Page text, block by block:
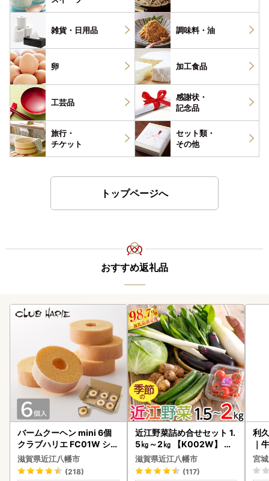
雑貨・ 日用品 調味料・ 油
卵 加工食品
工芸品
感謝状・
記念品
旅行・
チケット
セット類・
その他
トップページへ
おすすめ返礼品
バームクーヘン mini 6個
クラブハリエ FC01W シェ
アボックス バウムクーヘ
ン
滋賀県近江八幡市
(218)
近江野菜詰め合せセット 1.
5㎏～2㎏ 【K002W】 野
菜 旬 新鮮
滋賀県近江八幡市
(117)
利
｜
宮